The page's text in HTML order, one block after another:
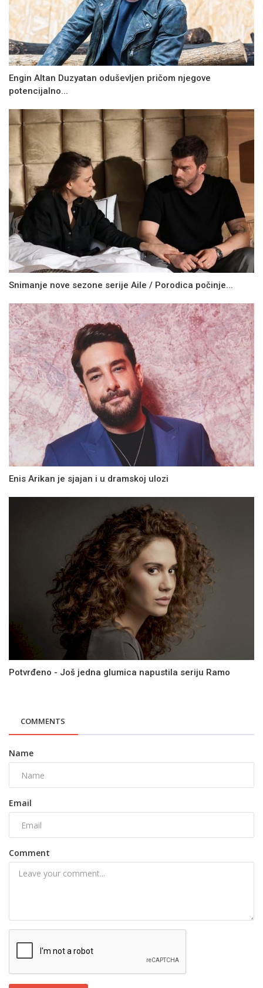
Engin Altan Duzyatan oduševljen pričom njegove
potencijalno...
Snimanje nove sezone serije Aile / Porodica počinje...
Enis Arikan je sjajan i u dramskoj ulozi
Potvrđeno - Još jedna glumica napustila seriju Ramo
COMMENTS
Name
Email
Comment